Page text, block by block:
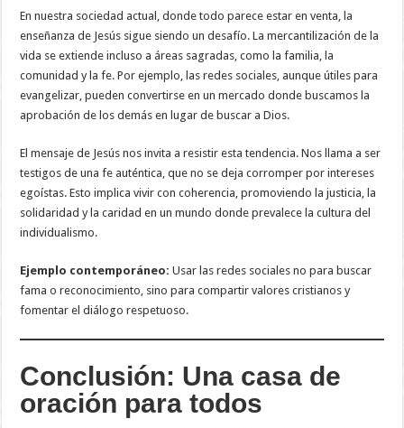
En nuestra sociedad actual, donde todo parece estar en venta, la
enseñanza de Jesús sigue siendo un desafío. La mercantilización de la
vida se extiende incluso a áreas sagradas, como la familia, la
comunidad y la fe. Por ejemplo, las redes sociales, aunque útiles para
evangelizar, pueden convertirse en un mercado donde buscamos la
aprobación de los demás en lugar de buscar a Dios.
El mensaje de Jesús nos invita a resistir esta tendencia. Nos llama a ser
testigos de una fe auténtica, que no se deja corromper por intereses
egoístas. Esto implica vivir con coherencia, promoviendo la justicia, la
solidaridad y la caridad en un mundo donde prevalece la cultura del
individualismo.
Ejemplo contemporáneo: Usar las redes sociales no para buscar
fama o reconocimiento, sino para compartir valores cristianos y
fomentar el diálogo respetuoso.
Conclusión: Una casa de
oración para todos